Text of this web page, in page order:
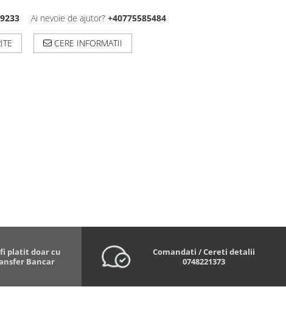
Ai nevoie de ajutor? +40775585484
CERE INFORMATII
platit doar cu
Bancar
Comandati / Cereti detalii
0748221373